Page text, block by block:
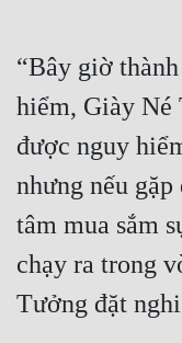
Đông Phương
Đông Phương Huyền
Đồng Nhân
“Bây giờ
hiểm, Giày Né
được nguy
nhưng nếu
tâm mua sắm
chạy ra trong
Tưởng đặt